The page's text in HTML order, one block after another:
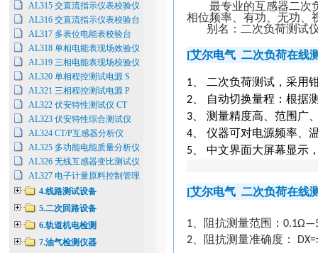
AL315 交直流指示仪表校验仪
AL316 交直流指示仪表校验台
AL317 多表位电能表校验台
AL318 单相电能表现场效验仪
AL319 三相电能表现场校验仪
AL320 单相程控测试电源 S
AL321 三相程控测试电源 P
AL322 伏安特性测试仪 CT
AL323 伏安特性综合测试仪
AL324 CT/P互感器分析仪
AL325 多功能电能质量分析仪
AL326 无线互感器变比测试仪
AL327 电子计量原料控制管理
4.线路测试设备
5.二次回路设备
6.轨道机电检测
7.油气检测仪器
最专业的互感器二次
相位频率、有功、无功、
别名：二次负荷测试
[艾尔电气二次负荷在线
1、
二次负荷测试，采用
2、
自动切换量程：根据
3、
测量精度高、范围广
4、
仪器可对电源频率、
5、
中文界面大屏幕显示
[艾尔电气二次负荷在线
1、阻抗测量范围： 0.1Ω
2、阻抗测量准确度： DX=